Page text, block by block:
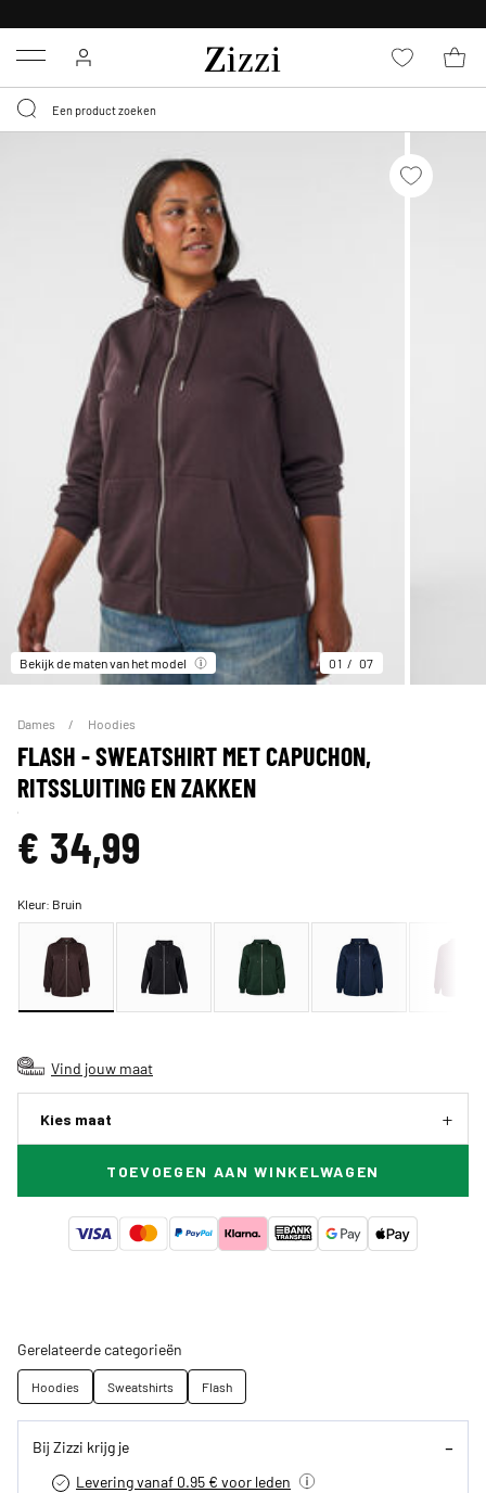
Menu
Bekijk de maten van het model 01 07
Dames Hoodies
FLASH - SWEATSHIRT MET CAPUCHON,
RITSSLUITING EN ZAKKEN
€ 34,99
Kleur: Bruin
Vind jouw maat
Kies maat
TOEVOEGEN AAN WINKELWAGEN
Gerelateerde categorieën
Hoodies Sweatshirts Flash
Bij Zizzi krijg je
Levering vanaf 0.95 € voor leden